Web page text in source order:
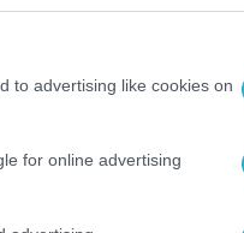
to advertising like cookies on
for online advertising